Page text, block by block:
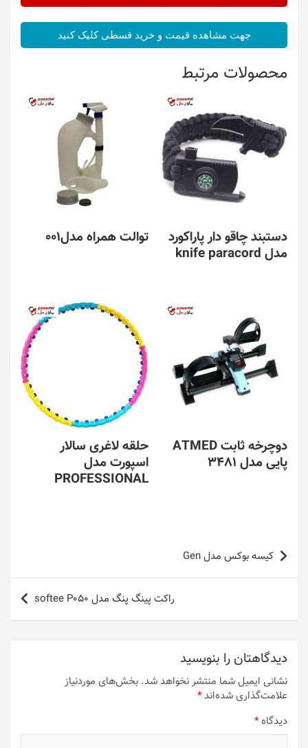
جهت مشاهده قیمت و خرید قسطی کلیک کنید
محصولات مرتبط
دستبند چاقو دار پاراکورد
مدل knife paracord
توالت همراه مدل001
دوچرخه ثابت ATMED
پایی مدل 3481
حلقه لاغری سالار
اسپورت مدل
PROFESSIONAL
راهبری
نوشته
کیسه بوکس مدل Gen
راکت پینگ پنگ مدل softee P050
دیدگاهتان را بنویسید
نشانی ایمیل شما منتشر نخواهد شد. بخش‌های موردنیاز
علامت‌گذاری شده‌اند*
دیدگاه*